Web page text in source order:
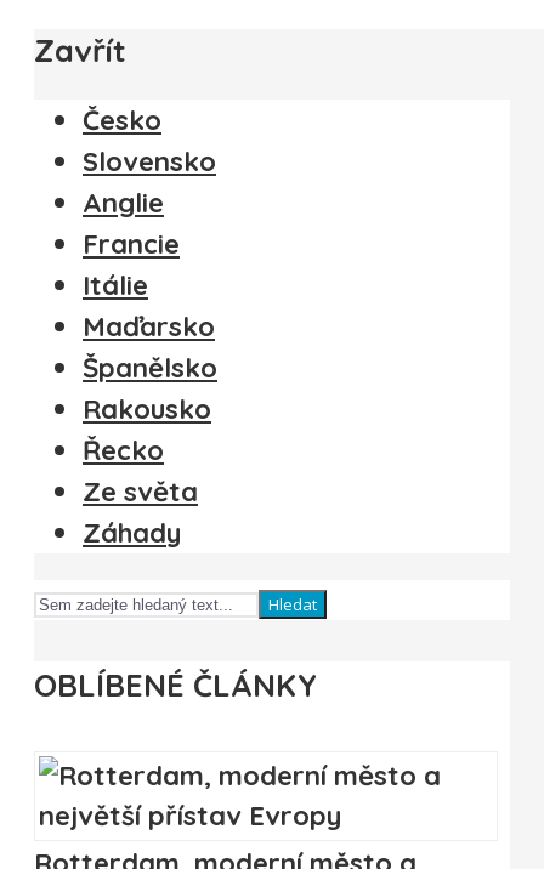
Zavřít
Česko
Slovensko
Anglie
Francie
Itálie
Maďarsko
Španělsko
Rakousko
Řecko
Ze světa
Záhady
Hledat
OBLÍBENÉ ČLÁNKY